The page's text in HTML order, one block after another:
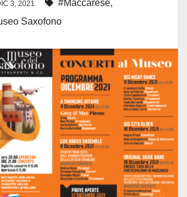
3, 2021 #Maccarese,
Saxofono